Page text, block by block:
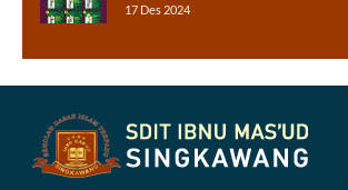
17 Des 2024